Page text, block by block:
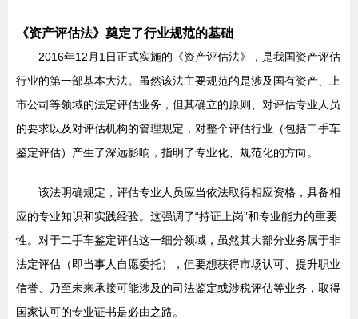
《资产评估法》奠定了行业规范的基础
2016年12月1日正式实施的《资产评估法》，是我国资产评估
行业的第一部基本大法。虽然该法主要规范的是涉及国有资产、上
市公司等领域的法定评估业务，但其确立的原则、对评估专业人员
的要求以及对评估机构的管理规定，对整个评估行业（包括二手车
鉴定评估）产生了深远影响，指明了专业化、规范化的方向。
该法明确规定，评估专业人员应当依法取得相应资格，具备相
应的专业知识和实践经验。这强调了“持证上岗”和专业能力的重要
性。对于二手车鉴定评估这一细分领域，虽然其大部分业务属于非
法定评估（即当事人自愿委托），但要想获得市场认可、提升职业
信誉、乃至未来承接可能涉及的司法鉴定或涉税评估等业务，取得
国家认可的专业证书是必由之路。